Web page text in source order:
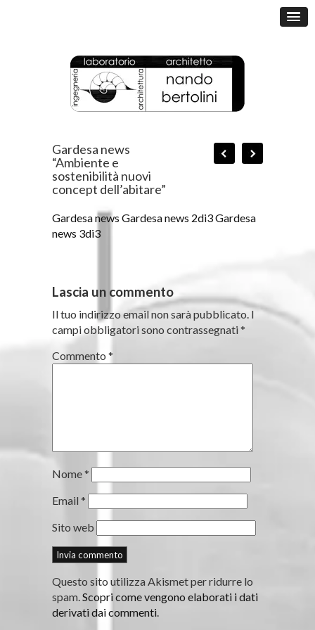
Gardesa news
“Ambiente e
sostenibilità nuovi
concept dell’abitare”
Gardesa news Gardesa news 2di3Gardesa
news 3di3
Lascia un commento
Il tuo indirizzo email non sarà pubblicato. I
campi obbligatori sono contrassegnati*
Commento *
Nome*
Email *
Sito web
Questo sito utilizza Akismet per ridurre lo
spam. Scopri come vengono elaborati i dati
derivati dai commenti